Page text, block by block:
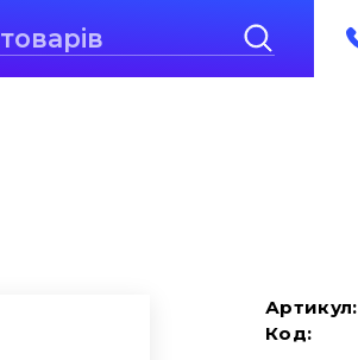
Артикул:
Код: